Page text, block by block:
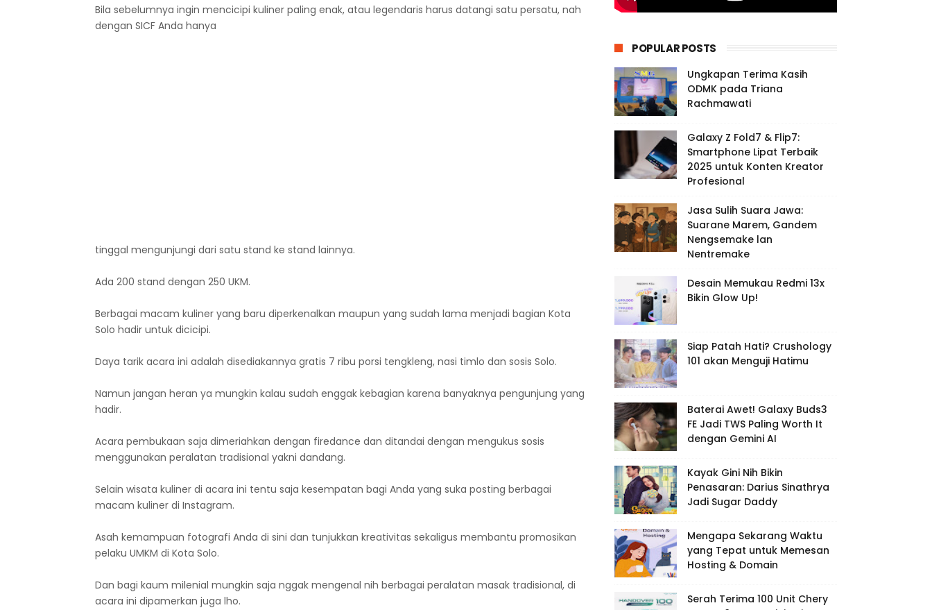
Bila sebelumnya ingin mencicipi kuliner paling enak, atau legendaris harus datangi satu persatu, nah
dengan SICF Anda hanya
tinggal mengunjungi dari satu stand ke stand lainnya.
Ada 200 stand dengan 250 UKM.
Berbagai macam kuliner yang baru diperkenalkan maupun yang sudah lama menjadi bagian Kota
Solo hadir untuk dicicipi.
Daya tarik acara ini adalah disediakannya gratis 7 ribu porsi tengkleng, nasi timlo dan sosis Solo.
Namun jangan heran ya mungkin kalau sudah enggak kebagian karena banyaknya pengunjung yang
hadir.
Acara pembukaan saja dimeriahkan dengan firedance dan ditandai dengan mengukus sosis
menggunakan peralatan tradisional yakni dandang.
Selain wisata kuliner di acara ini tentu saja kesempatan bagi Anda yang suka posting berbagai
macam kuliner di Instagram.
Asah kemampuan fotografi Anda di sini dan tunjukkan kreativitas sekaligus membantu promosikan
pelaku UMKM di Kota Solo.
Dan bagi kaum milenial mungkin saja nggak mengenal nih berbagai peralatan masak tradisional, di
acara ini dipamerkan juga lho.
POPULAR POSTS
Ungkapan Terima Kasih
ODMK pada Triana
Rachmawati
Galaxy Z Fold7 & Flip7:
Smartphone Lipat Terbaik
2025 untuk Konten Kreator
Profesional
Jasa Sulih Suara Jawa:
Suarane Marem, Gandem
Nengsemake lan
Nentremake
Desain Memukau Redmi 13x
Bikin Glow Up!
Siap Patah Hati? Crushology
101 akan Menguji Hatimu
Baterai Awet! Galaxy Buds3
FE Jadi TWS Paling Worth It
dengan Gemini AI
Kayak Gini Nih Bikin
Penasaran: Darius Sinathrya
Jadi Sugar Daddy
Mengapa Sekarang Waktu
yang Tepat untuk Memesan
Hosting & Domain
Serah Terima 100 Unit Chery